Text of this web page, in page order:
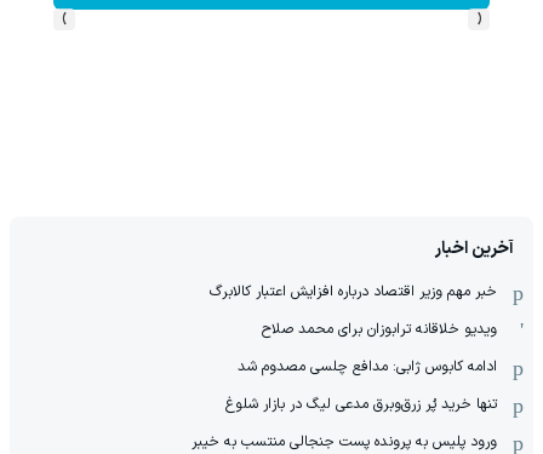
‹
›
آخرین اخبار
خبر مهم وزیر اقتصاد درباره افزایش اعتبار کالابرگ
ویدیو خلاقانه ترابوزان برای محمد صلاح
ادامه کابوس ژابی: مدافع چلسی مصدوم شد
تنها خرید پُر زرق‌وبرق مدعی لیگ در بازار شلوغ
ورود پلیس به پرونده پست جنجالی منتسب به خیبر